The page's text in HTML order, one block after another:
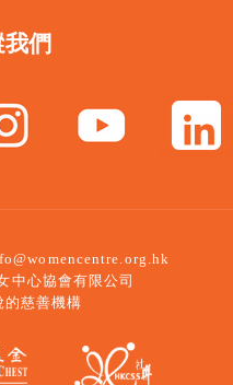
們
中心協會有限公司
的慈善機構